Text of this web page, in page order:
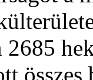
2685